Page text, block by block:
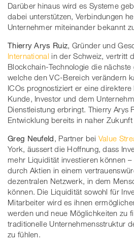
Darüber hinaus wird es Systeme
dabei unterstützen, Verbindungen
Unternehmer miteinander bekannt
Thierry Arys Ruiz, Gründer und
International in der Schweiz, vertritt
Blockchain-Technologie die
welche den VC-Bereich verändern
ICOs prognostiziert er eine
Kunde, Investor und dem
Dienstleistung erbringt. Thierry Arys
Entwicklung bereits in naher
Greg Neufeld, Partner bei Value
York, äussert die Hoffnung, dass
mehr Liquidität investieren können
durch Aktien in einem
dezentralen Netzwerk, in dem
können. Die Liquidität sowohl für
Mitarbeiter wird es ihnen
werden und neue Möglichkeiten zu
traditionelle Unternehmensstruktur
zu fühlen.